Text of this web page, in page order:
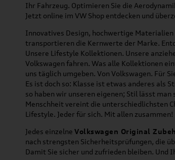
Ihr Fahrzeug. Optimieren Sie die
Jetzt online im VW Shop entdecken und
Innovatives Design, hochwertige
transportieren die Kernwerte der Marke.
Unsere Lifestyle Kollektionen. Unsere
Volkswagen fahren. Was alle Kollektionen
uns täglich umgeben. Von Volkswagen. Für
Es ist doch so: Klasse ist etwas anderes als
so haben wir unseren eigenen; Stil lässt
Menschheit vereint die unterschiedlichsten
Lifestyle. Jeder für sich. Mit allen zusammen!
Jedes einzelne Volkswagen Original
nach strengsten Sicherheitsprüfungen, die
Damit Sie sicher und zufrieden bleiben. Und